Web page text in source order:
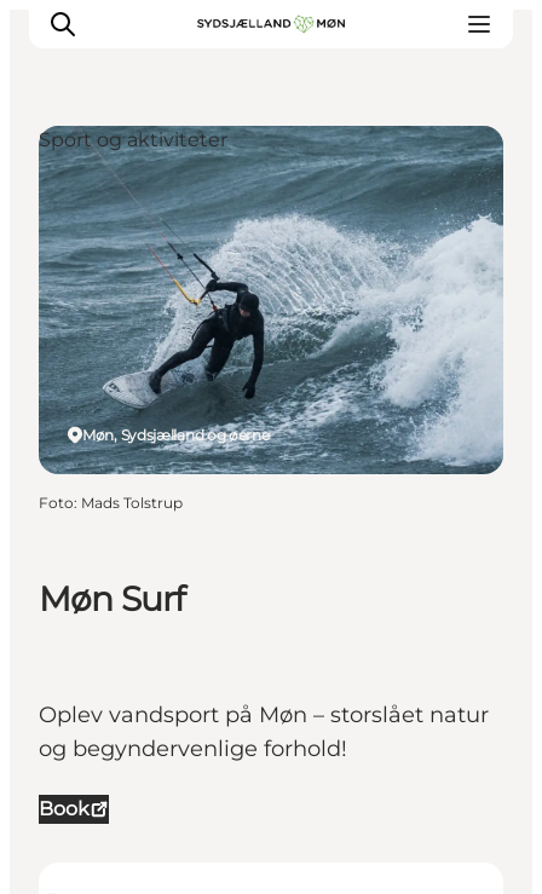
Oplev
Byer og steder
Events
Spis
Overnat
Planlæg din tur
Møn Surf
Oplev vandsport på Møn – storslået natur
og begyndervenlige forhold!
Book
Møn, Sydsjælland og øerne
Sport og aktiviteter
Foto: Mads Tolstrup